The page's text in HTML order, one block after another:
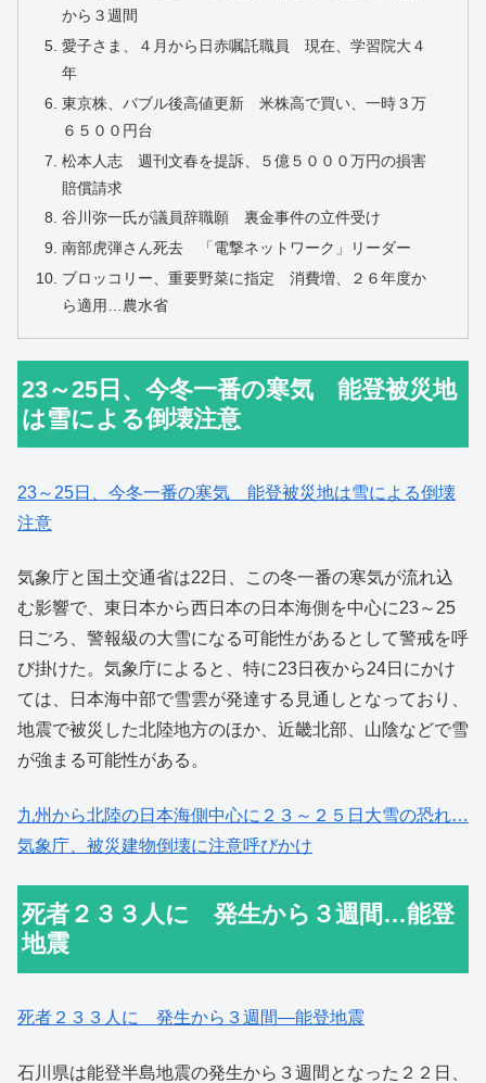
から３週間
愛子さま、４月から日赤嘱託職員 現在、学習院大４
年
東京株、バブル後高値更新 米株高で買い、一時３万
６５００円台
松本人志 週刊文春を提訴、５億５０００万円の損害
賠償請求
谷川弥一氏が議員辞職願 裏金事件の立件受け
南部虎弾さん死去 「電撃ネットワーク」リーダー
ブロッコリー、重要野菜に指定 消費増、２６年度か
ら適用…農水省
23～25日、今冬一番の寒気 能登被災地
は雪による倒壊注意
23～25日、今冬一番の寒気 能登被災地は雪による倒壊
注意
気象庁と国土交通省は22日、この冬一番の寒気が流れ込
む影響で、東日本から西日本の日本海側を中心に23～25
日ごろ、警報級の大雪になる可能性があるとして警戒を呼
び掛けた。気象庁によると、特に23日夜から24日にかけ
ては、日本海中部で雪雲が発達する見通しとなっており、
地震で被災した北陸地方のほか、近畿北部、山陰などで雪
が強まる可能性がある。
九州から北陸の日本海側中心に２３～２５日大雪の恐れ…
気象庁、被災建物倒壊に注意呼びかけ
死者２３３人に 発生から３週間…能登
地震
死者２３３人に 発生から３週間―能登地震
石川県は能登半島地震の発生から３週間となった２２日、